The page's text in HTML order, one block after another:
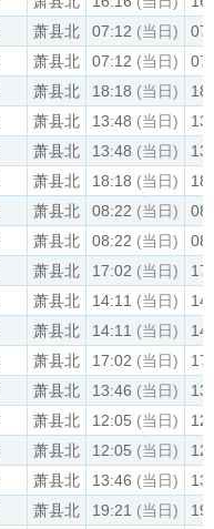
萧县北 07:12 (当日)
萧县北 07:12 (当日)
萧县北 18:18 (当日)
萧县北 13:48 (当日)
萧县北 13:48 (当日)
萧县北 18:18 (当日)
萧县北 08:22 (当日)
萧县北 08:22 (当日)
萧县北 17:02 (当日)
萧县北 14:11 (当日)
萧县北 14:11 (当日)
萧县北 17:02 (当日)
萧县北 13:46 (当日)
萧县北 12:05 (当日)
萧县北 12:05 (当日)
萧县北 13:46 (当日)
萧县北 19:21 (当日)